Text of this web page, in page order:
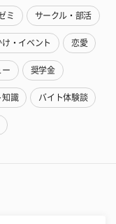
ミ サークル・部活
け・イベント 恋愛
ー 奨学金
知識 バイト体験談